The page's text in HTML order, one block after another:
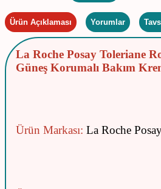
Ürün Açıklaması Yorumlar
La Roche Posay Toleriane
Güneş Korumalı Bakım
Ürün Markası: La Roche